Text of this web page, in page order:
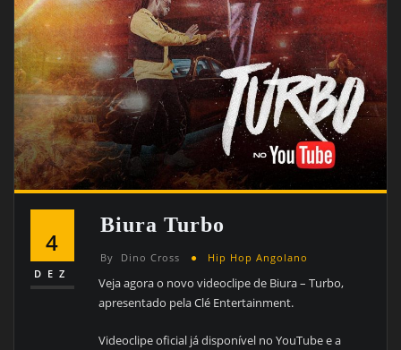
4
DEZ
Biura Turbo
By Dino Cross Hip Hop Angolano
Veja agora o novo videoclipe de Biura – Turbo,
apresentado pela Clé Entertainment.
Videoclipe oficial já disponível no YouTube e a